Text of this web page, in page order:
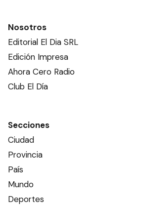
Nosotros
Editorial El Dia SRL
Edición Impresa
Ahora Cero Radio
Club El Día
Secciones
Ciudad
Provincia
País
Mundo
Deportes